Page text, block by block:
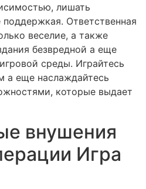
лишать
поддержкая. Ответственная
веселие, а также
безвредной а еще
среды. Играйтесь
а еще наслаждайтесь
которые выдает
внушения
Игра